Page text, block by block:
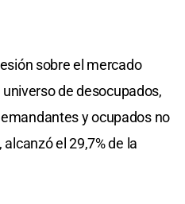
sobre el mercado
de desocupados,
y ocupados no
el 29,7% de la